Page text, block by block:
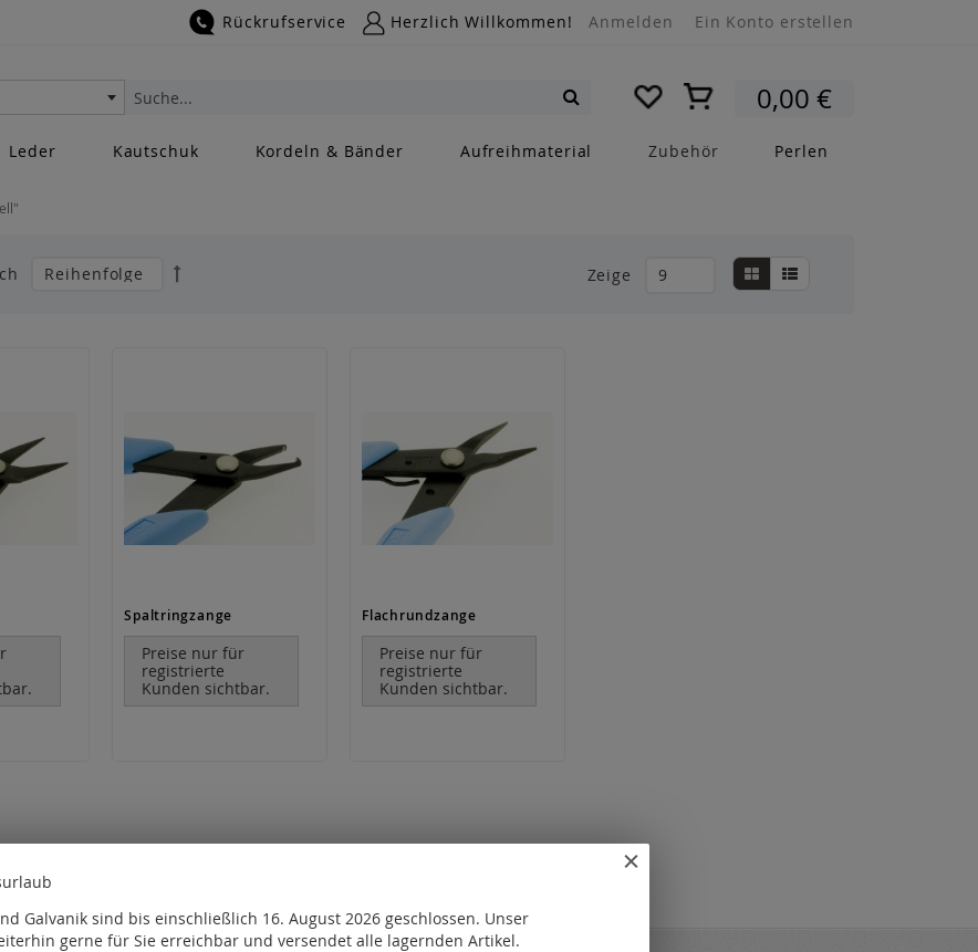
Rückrufservice Herzlich Willkommen! Anmelden Ein Konto erstellen
Mein Warenkorb
0,00 €
Suche
Leder Kautschuk Kordeln & Bänder Aufreihmaterial Zubehör Perlen
Anzeigen
Liste Liste
Zeige
Spaltringzange
Preise nur für
registrierte
Kunden sichtbar.
Flachrundzange
Preise nur für
registrierte
Kunden sichtbar.
Galvanik sind bis einschließlich 16. August 2026 geschlossen. Unser
gerne für Sie erreichbar und versendet alle lagernden Artikel.